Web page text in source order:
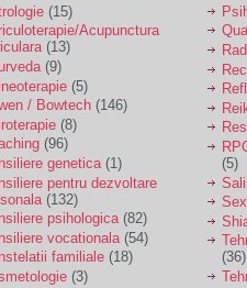
casatorita, am
ani si un copil in
de 2 ani care
ochilor.
timp simt ca
a adunat
o oboseala
de care nu pot
si simt ca din
ei nu pot
nervii si
are copilul
bariera peste
(15)
Acupunctura
(13)
(9)
(5)
/ Bowtech (146)
(8)
(96)
genetica(1)
pentru dezvoltare
(132)
psihologica(82)
vocationala (54)
familiale (18)
(3)
(5)
(36)